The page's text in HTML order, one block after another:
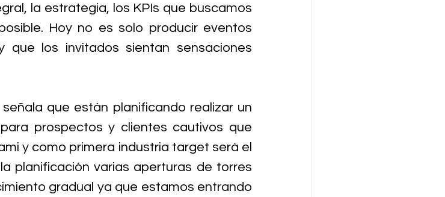
la estrategia, los KPIs que buscamos
Hoy no es solo producir eventos
que los invitados sientan sensaciones
que están planificando realizar un
prospectos y clientes cautivos que
y como primera industria target será el
planificación varias aperturas de torres
gradual ya que estamos entrando